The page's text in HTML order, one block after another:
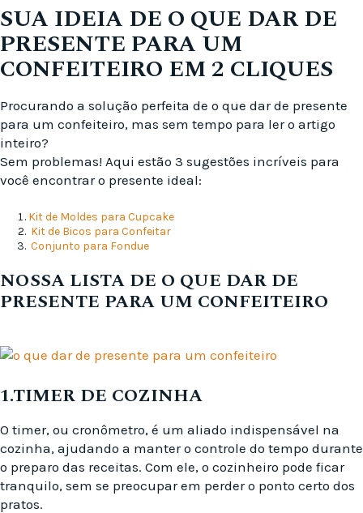
SUA IDEIA DE O QUE DAR DE
PRESENTE PARA UM
CONFEITEIRO EM 2 CLIQUES
Procurando a solução perfeita de o que dar de presente
para um confeiteiro, mas sem tempo para ler o artigo
inteiro?
Sem problemas! Aqui estão 3 sugestões incríveis para
você encontrar o presente ideal:
Kit de Moldes para Cupcake
Kit de Bicos para Confeitar
Conjunto para Fondue
NOSSA LISTA DE O QUE DAR DE
PRESENTE PARA UM CONFEITEIRO
1.TIMER DE COZINHA
O timer, ou cronômetro, é um aliado indispensável na
cozinha, ajudando a manter o controle do tempo durante
o preparo das receitas. Com ele, o cozinheiro pode ficar
tranquilo, sem se preocupar em perder o ponto certo dos
pratos.